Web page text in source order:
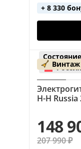
+ 8 330
Винтаж
H-H Russia
Россия
148
207 990 ₽